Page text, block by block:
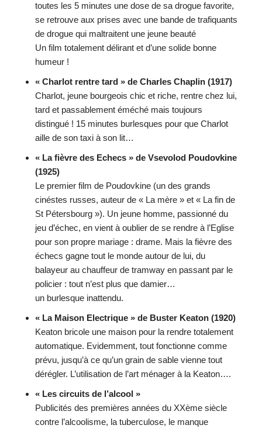
toutes les 5 minutes une dose de sa drogue favorite,
se retrouve aux prises avec une bande de trafiquants
de drogue qui maltraitent une jeune beauté
Un film totalement délirant et d’une solide bonne
humeur !
« Charlot rentre tard » de Charles Chaplin (1917)
Charlot, jeune bourgeois chic et riche, rentre chez lui,
tard et passablement éméché mais toujours
distingué ! 15 minutes burlesques pour que Charlot
aille de son taxi à son lit…
« La fièvre des Echecs » de Vsevolod Poudovkine
(1925)
Le premier film de Poudovkine (un des grands
cinéstes russes, auteur de « La mère » et « La fin de
St Pétersbourg »). Un jeune homme, passionné du
jeu d’échec, en vient à oublier de se rendre à l’Eglise
pour son propre mariage : drame. Mais la fièvre des
échecs gagne tout le monde autour de lui, du
balayeur au chauffeur de tramway en passant par le
policier : tout n’est plus que damier…
un burlesque inattendu.
« La Maison Electrique » de Buster Keaton (1920)
Keaton bricole une maison pour la rendre totalement
automatique. Evidemment, tout fonctionne comme
prévu, jusqu’à ce qu’un grain de sable vienne tout
dérégler. L’utilisation de l’art ménager à la Keaton….
« Les circuits de l’alcool »
Publicités des premières années du XXème siècle
contre l’alcoolisme, la tuberculose, le manque